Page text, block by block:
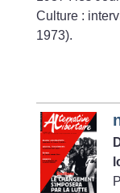
Culture :
1973).